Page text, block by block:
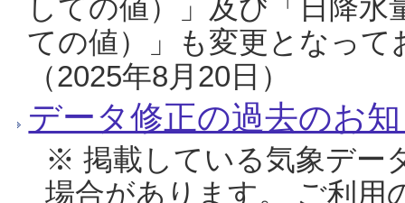
しての値）」及び「日降
ての値）」も変更となっ
（2025年8月20日）
データ修正の過去のお
※ 掲載している気象デー
場合があります。 ご利用